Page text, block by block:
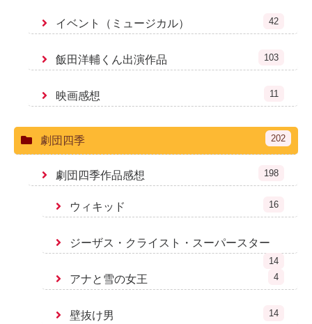
イベント（ミュージカル） 42
飯田洋輔くん出演作品 103
映画感想 11
劇団四季 202
劇団四季作品感想 198
ウィキッド 16
ジーザス・クライスト・スーパースター
14
アナと雪の女王 4
壁抜け男 14